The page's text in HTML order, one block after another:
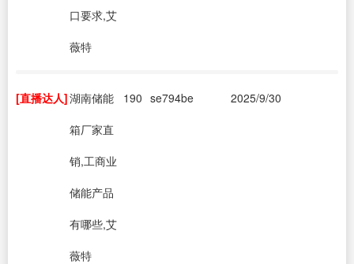
口要求,艾
薇特
[直播达人]湖南储能
箱厂家直
销,工商业
储能产品
有哪些,艾
薇特
190 se794be 2025/9/30